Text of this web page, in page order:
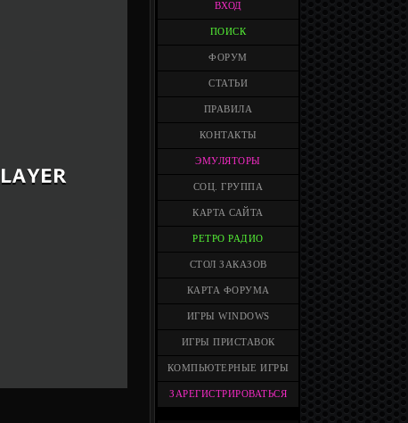
ВХОД
ПОИСК
ФОРУМ
СТАТЬИ
ПРАВИЛА
КОНТАКТЫ
ЭМУЛЯТОРЫ
СОЦ. ГРУППА
КАРТА САЙТА
РЕТРО РАДИО
СТОЛ ЗАКАЗОВ
КАРТА ФОРУМА
ИГРЫ WINDOWS
ИГРЫ ПРИСТАВОК
КОМПЬЮТЕРНЫЕ ИГРЫ
ЗАРЕГИСТРИРОВАТЬСЯ